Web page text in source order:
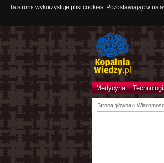
Ta strona wykorzystuje pliki cookies. Pozostawiając w
Medycyna
Strona główna>